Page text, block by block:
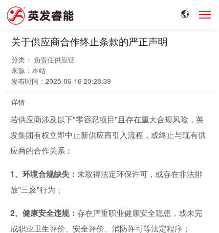
关于供应商合作终止条款的严正声明
分类： 负责任供应链
来源：本站
发布时间：2025-06-16 20:28:39
详情
若供应商涉及以下"零容忍项目"且存在重大合规风险，英
发集团有权立即中止新供应商引入流程，或终止与现有供
应商的合作关系：
1、环境合规缺失：未取得法定环保许可，或存在非法排
放"三废"行为；
2、健康安全违规：存在严重职业健康安全隐患，或未完
成职业卫生评价、安全评价、消防许可等法定程序；